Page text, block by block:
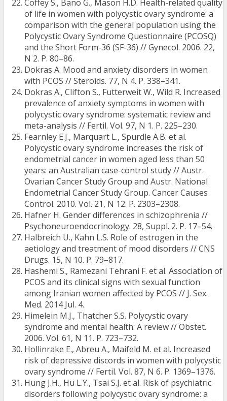
Coffey S., Bano G., Mason H.D. Health-related quality
of life in women with polycystic ovary syndrome: a
comparison with the general population using the
Polycystic Ovary Syndrome Questionnaire (PCOSQ)
and the Short Form-36 (SF-36) // Gynecol. 2006. 22,
N 2. P. 80–86.
Dokras A. Mood and anxiety disorders in women
with PCOS // Steroids. 77, N 4. Р. 338–341.
Dokras A., Clifton S., Futterweit W., Wild R. Increased
prevalence of anxiety symptoms in women with
polycystic ovary syndrome: systematic review and
meta-analysis // Fertil. Vol. 97, N 1. Р. 225–230.
Fearnley E.J., Marquart L., Spurdle A.B. et al.
Polycystic ovary syndrome increases the risk of
endometrial cancer in women aged less than 50
years: an Australian case-control study // Austr.
Ovarian Cancer Study Group and Austr. National
Endometrial Cancer Study Group. Cancer Causes
Control. 2010. Vol. 21, N 12. Р. 2303–2308.
Hafner H. Gender differences in schizophrenia //
Psychoneuroendocrinology. 28, Suppl. 2. P. 17–54.
Halbreich U., Kahn L.S. Role of estrogen in the
aetiology and treatment of mood disorders // CNS
Drugs. 15, N 10. Р. 79–817.
Hashemi S., Ramezani Tehrani F. et al. Association of
PCOS and its clinical signs with sexual function
among Iranian women affected by PCOS // J. Sex.
Med. 2014 Jul. 4.
Himelein M.J., Thatcher S.S. Polycystic ovary
syndrome and mental health: A review // Obstet.
2006. Vol. 61, N 11. P. 723–732.
Hollinrake E., Abreu A., Maifeld M. et al. Increased
risk of depressive discords in women with polycystic
ovary syndrome // Fertil. Vol. 87, N 6. P. 1369–1376.
Hung J.H., Hu L.Y., Tsai S.J. et al. Risk of psychiatric
disorders following polycystic ovary syndrome: a